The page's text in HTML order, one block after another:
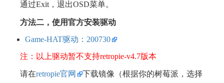
通过Exit，退出OSD菜单。
方法二，使用官方安装驱动
Game-HAT驱动：200730
注：以上驱动暂不支持retropie-v4.7版本
请在retropie官网
下载镜像（根据你的树莓派，选择